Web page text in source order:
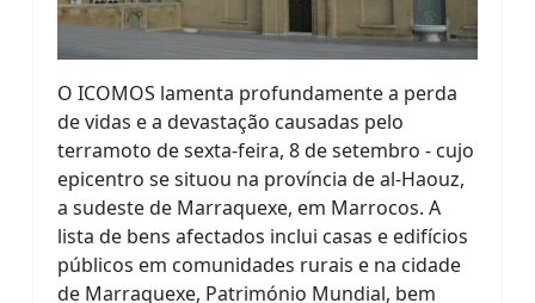
O ICOMOS lamenta profundamente a perda
de vidas e a devastação causadas pelo
terramoto de sexta-feira, 8 de setembro - cujo
epicentro se situou na província de al-Haouz,
a sudeste de Marraquexe, em Marrocos. A
lista de bens afectados inclui casas e edifícios
públicos em comunidades rurais e na cidade
de Marraquexe, Património Mundial, bem